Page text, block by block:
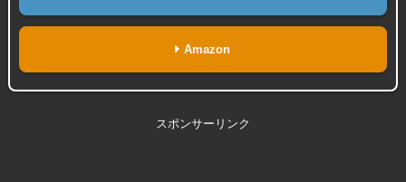
Amazon
スポンサーリンク